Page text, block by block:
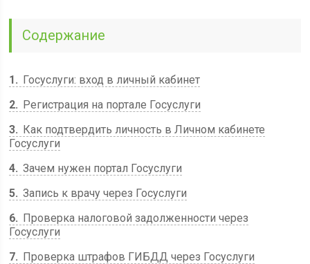
Содержание
1
Госуслуги: вход в личный кабинет
2
Регистрация на портале Госуслуги
3
Как подтвердить личность в Личном кабинете
Госуслуги
4 Зачем нужен портал Госуслуги
5 Запись к врачу через Госуслуги
6
Проверка налоговой задолженности через
Госуслуги
7
Проверка штрафов ГИБДД через Госуслуги